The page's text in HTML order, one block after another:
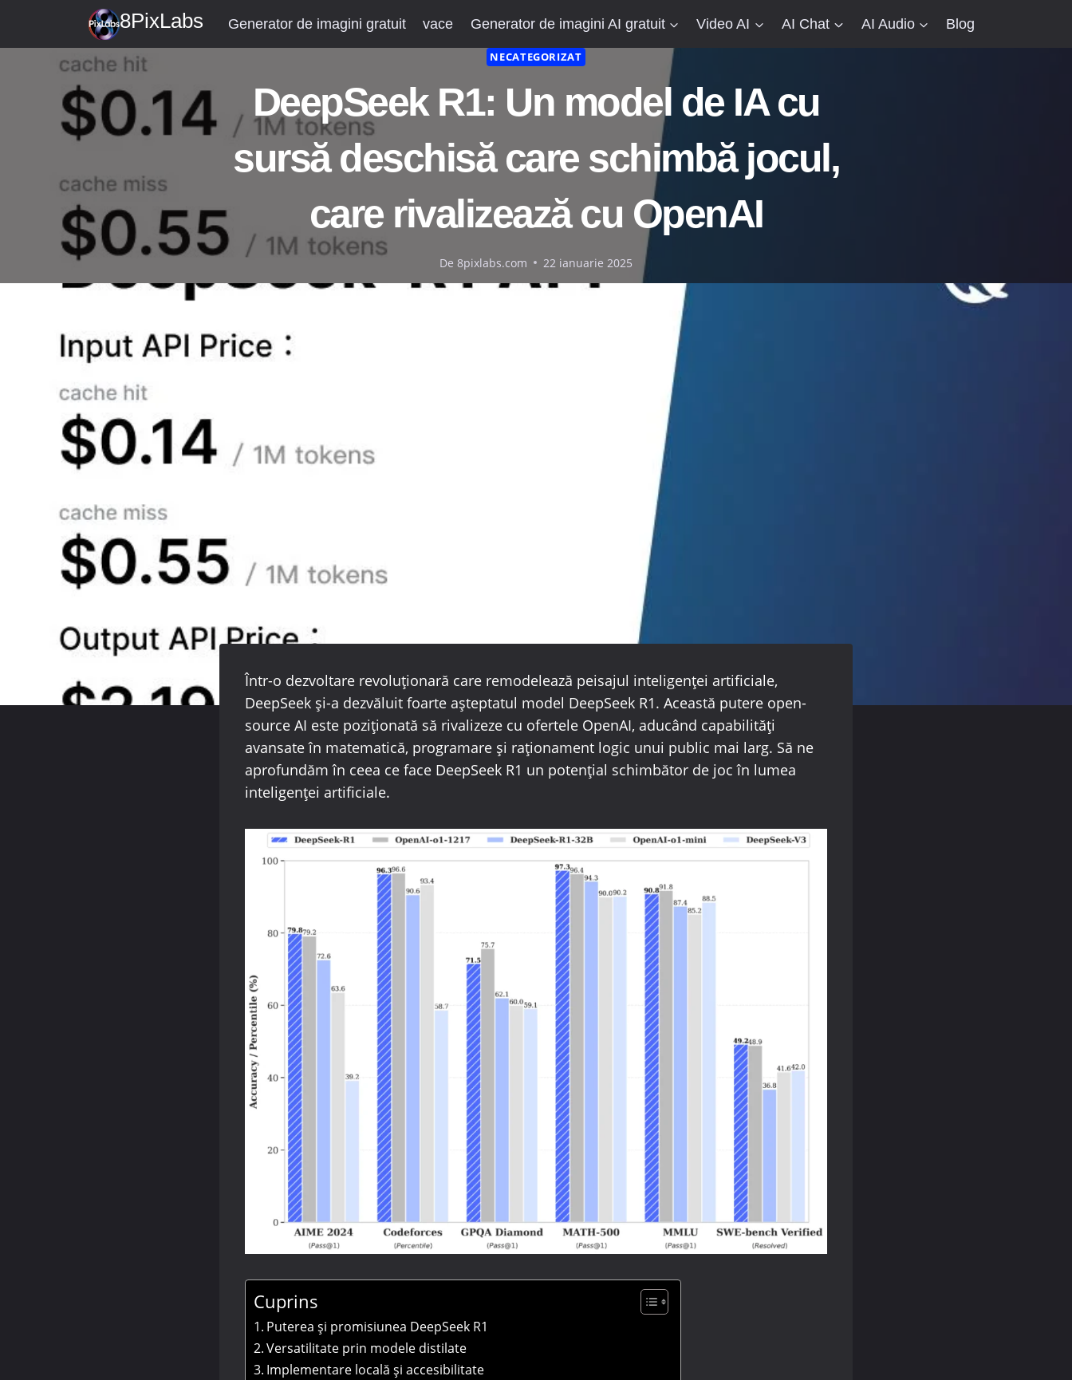
8PixLabs Generator de imagini gratuit vace Generator de imagini AI gratuit Video AI AI Chat AI Audio Blog
NECATEGORIZAT
DeepSeek R1: Un model de IA cu
sursă deschisă care schimbă jocul,
care rivalizează cu OpenAI
De 8pixlabs.com 22 ianuarie 2025
Într-o dezvoltare revoluționară care remodelează peisajul inteligenței artificiale,
DeepSeek și-a dezvăluit foarte așteptatul model DeepSeek R1. Această putere open-
source AI este poziționată să rivalizeze cu ofertele OpenAI, aducând capabilități
avansate în matematică, programare și raționament logic unui public mai larg. Să ne
aprofundăm în ceea ce face DeepSeek R1 un potențial schimbător de joc în lumea
inteligenței artificiale.
Cuprins
Puterea și promisiunea DeepSeek R1
Versatilitate prin modele distilate
Implementare locală și accesibilitate